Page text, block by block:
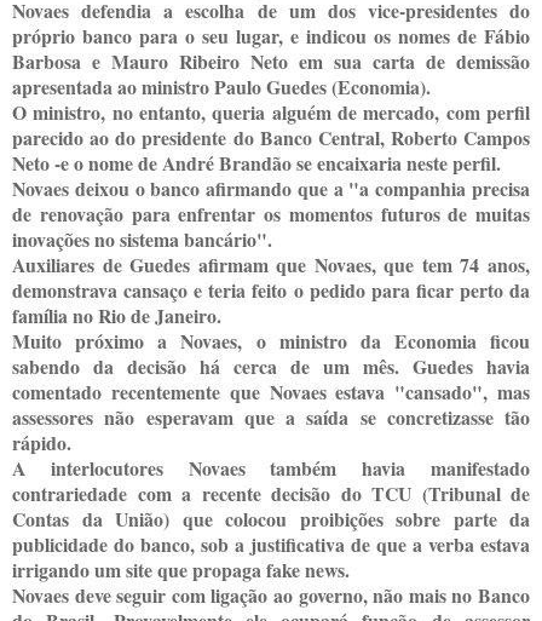
Novaes defendia a escolha de um dos vice-presidentes do
próprio banco para o seu lugar, e indicou os nomes de Fábio
Barbosa e Mauro Ribeiro Neto em sua carta de demissão
apresentada ao ministro Paulo Guedes (Economia).
O ministro, no entanto, queria alguém de mercado, com perfil
parecido ao do presidente do Banco Central, Roberto Campos
Neto -e o nome de André Brandão se encaixaria neste perfil.
Novaes deixou o banco afirmando que a "a companhia precisa
de renovação para enfrentar os momentos futuros de muitas
inovações no sistema bancário".
Auxiliares de Guedes afirmam que Novaes, que tem 74 anos,
demonstrava cansaço e teria feito o pedido para ficar perto da
família no Rio de Janeiro.
Muito próximo a Novaes, o ministro da Economia ficou
sabendo da decisão há cerca de um mês. Guedes havia
comentado recentemente que Novaes estava "cansado", mas
assessores não esperavam que a saída se concretizasse tão
rápido.
A interlocutores Novaes também havia manifestado
contrariedade com a recente decisão do TCU (Tribunal de
Contas da União) que colocou proibições sobre parte da
publicidade do banco, sob a justificativa de que a verba estava
irrigando um site que propaga fake news.
Novaes deve seguir com ligação ao governo, não mais no Banco